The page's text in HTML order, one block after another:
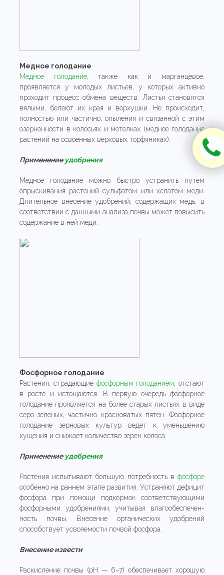
Медное голодание
Медное голодание, также как и марганцевое,
проявляется у молодых листьев, у которых активно
проходит процесс обмена веществ. Листья становятся
вялыми, белеют их края и верхушки. Не происходит,
полностью или частично, опыления и связанной с этим
озерненности в колосьях и метелках (медное голодание
растений на освоенных верховых торфяниках).
Применение удобрения
Медное голодание можно быстро устранить путем
опрыскивания растений сульфатом или хелатом меди.
Длительное внесение удобрений, содержащих медь, в
соответствии с данными анализа почвы может повысить
содержание в ней меди.
Фосфорное голодание
Растения, страдающие фосфорным голоданием , отстают
в росте и истощаются. В первую очередь фосфорное
голодание проявляется на более старых листьях в виде
серо-зеленых, частично красноватых пятен. Фосфорное
голодание зерновых культур ведет к уменьшению
кущения и снижает количество зерен колоса.
Применение удобрения
Растения испытывают большую потребность в фосфоре
особенно на раннем этапе развития. Устраняют дефицит
фосфора при помощи подкормок соответствующими
фосфорными удобрениями, учитывая влагообеспечен-
ность почвы. Внесение органических удобрений
способствует усвояемости почвой фосфора.
Внесение извести
Раскисление почвы (рН — 6–7) обеспечивает хорошую